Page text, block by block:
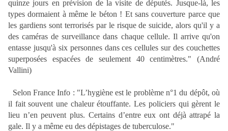
quinze jours en prévision de la visite de députés. Jusque-là, les
types dormaient à même le béton ! Et sans couverture parce que
les gardiens sont terrorisés par le risque de suicide, alors qu'il y a
des caméras de surveillance dans chaque cellule. Il arrive qu'on
entasse jusqu'à six personnes dans ces cellules sur des couchettes
superposées espacées de seulement 40 centimètres." (André
Vallini)
Selon France Info : "L’hygiène est le problème n°1 du dépôt, où
il fait souvent une chaleur étouffante. Les policiers qui gèrent le
lieu n’en peuvent plus. Certains d’entre eux ont déjà attrapé la
gale. Il y a même eu des dépistages de tuberculose."